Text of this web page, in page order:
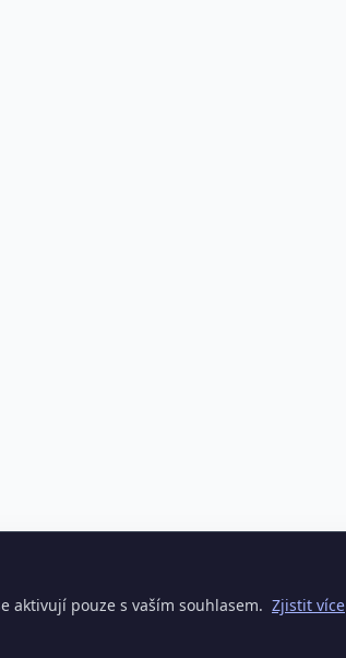
aktivují pouze s vaším souhlasem. Zjistit více